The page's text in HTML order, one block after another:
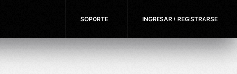
SOPORTE INGRESAR / REGISTRARSE